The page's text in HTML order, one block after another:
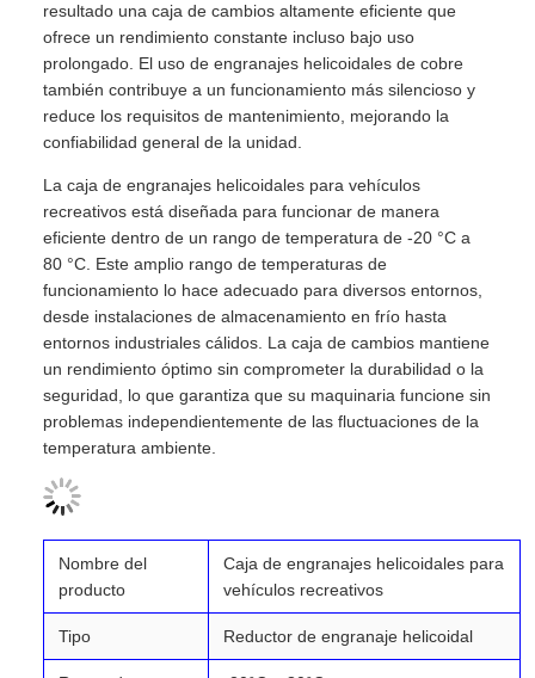
resultado una caja de cambios altamente eficiente que
ofrece un rendimiento constante incluso bajo uso
prolongado. El uso de engranajes helicoidales de cobre
también contribuye a un funcionamiento más silencioso y
reduce los requisitos de mantenimiento, mejorando la
confiabilidad general de la unidad.
La caja de engranajes helicoidales para vehículos
recreativos está diseñada para funcionar de manera
eficiente dentro de un rango de temperatura de -20 °C a
80 °C. Este amplio rango de temperaturas de
funcionamiento lo hace adecuado para diversos entornos,
desde instalaciones de almacenamiento en frío hasta
entornos industriales cálidos. La caja de cambios mantiene
un rendimiento óptimo sin comprometer la durabilidad o la
seguridad, lo que garantiza que su maquinaria funcione sin
problemas independientemente de las fluctuaciones de la
temperatura ambiente.
Nombre del
producto
Caja de engranajes helicoidales para
vehículos recreativos
Tipo Reductor de engranaje helicoidal